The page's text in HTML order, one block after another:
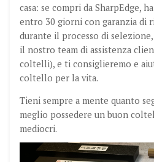
casa: se compri da SharpEdge,
entro 30 giorni con garanzia di
durante il processo di
il nostro team di assistenza
coltelli), e ti consiglieremo e
coltello per la vita.
Tieni sempre a mente quanto
meglio possedere un buon
mediocri.